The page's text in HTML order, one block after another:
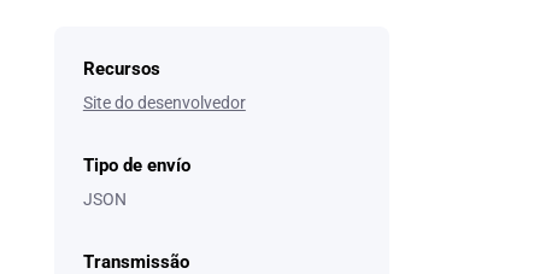
Recursos
Site do desenvolvedor
Tipo de envío
JSON
Transmissão